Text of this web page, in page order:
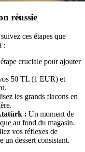
réussie
ces étapes que
:
cruciale pour ajouter
50 TL (1 EUR) et
les grands flacons en
: Un moment de
au fond du magasin.
vos réflexes de
un dessert consistant.